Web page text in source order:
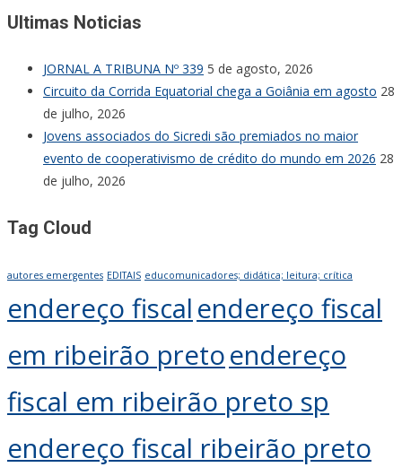
Ultimas Noticias
JORNAL A TRIBUNA Nº 339 5 de agosto, 2026
Circuito da Corrida Equatorial chega a Goiânia em agosto 28
de julho, 2026
Jovens associados do Sicredi são premiados no maior
evento de cooperativismo de crédito do mundo em 2026 28
de julho, 2026
Tag Cloud
autores emergentes EDITAIS educomunicadores; didática; leitura; crítica
endereço fiscal endereço fiscal
em ribeirão pretoendereço
fiscal em ribeirão preto sp
endereço fiscal ribeirão preto